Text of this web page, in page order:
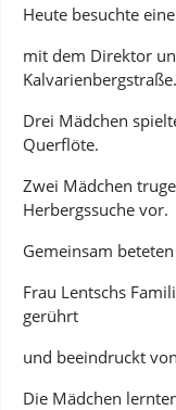
Heute besuchte
mit dem Direktor
Kalvarienbergstraße.
Drei Mädchen
Querflöte.
Zwei Mädchen
Herbergssuche vor.
Gemeinsam
Frau Lentschs
gerührt
und beeindruckt
Die Mädchen